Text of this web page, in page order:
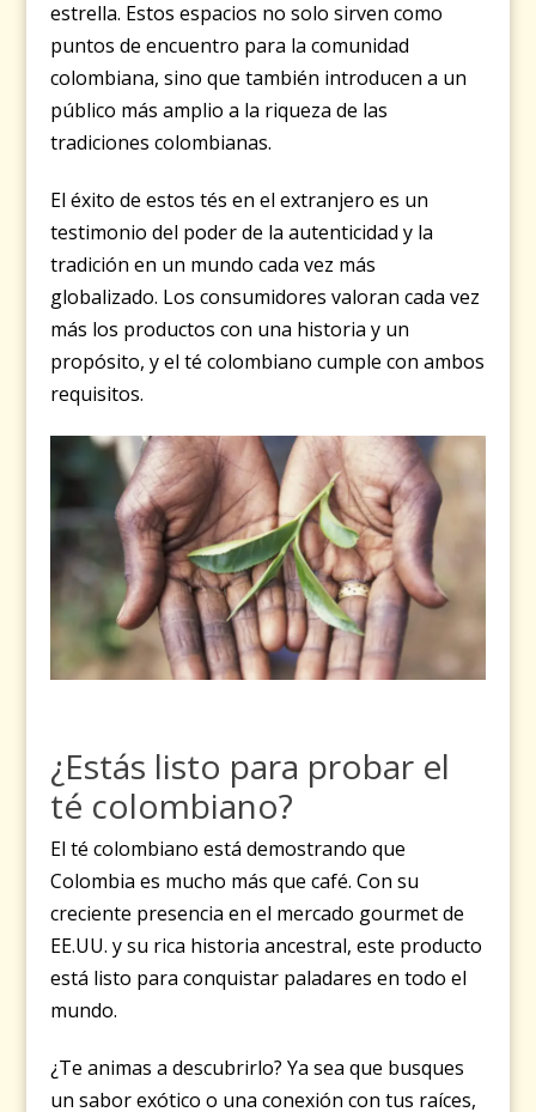
estrella. Estos espacios no solo sirven como
puntos de encuentro para la comunidad
colombiana, sino que también introducen a un
público más amplio a la riqueza de las
tradiciones colombianas.
El éxito de estos tés en el extranjero es un
testimonio del poder de la autenticidad y la
tradición en un mundo cada vez más
globalizado. Los consumidores valoran cada vez
más los productos con una historia y un
propósito, y el té colombiano cumple con ambos
requisitos.
¿Estás listo para probar el
té colombiano?
El té colombiano está demostrando que
Colombia es mucho más que café. Con su
creciente presencia en el mercado gourmet de
EE.UU. y su rica historia ancestral, este producto
está listo para conquistar paladares en todo el
mundo.
¿Te animas a descubrirlo? Ya sea que busques
un sabor exótico o una conexión con tus raíces,